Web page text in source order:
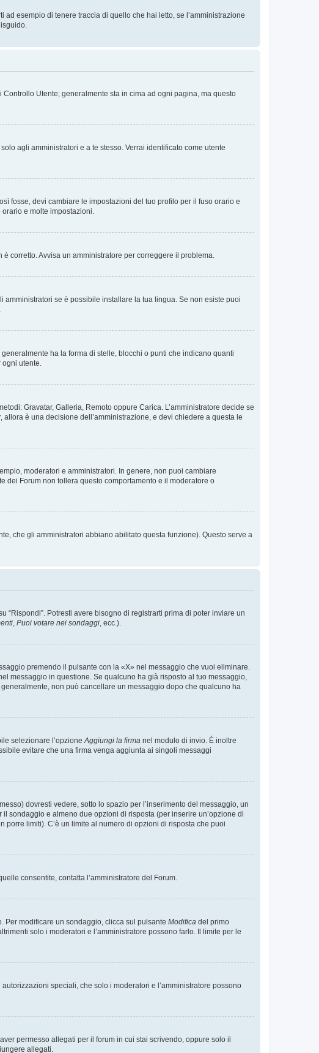
esempio di tenere traccia di quello che hai letto, se l’amministrazione
Utente; generalmente sta in cima ad ogni pagina, ma questo
agli amministratori e a te stesso. Verrai identificato come utente
fosse, devi cambiare le impostazioni del tuo profilo per il fuso orario e
e molte impostazioni.
corretto. Avvisa un amministratore per correggere il problema.
se è possibile installare la tua lingua. Se non esiste puoi
ha la forma di stelle, blocchi o punti che indicano quanti
ogni utente.
Gravatar, Galleria, Remoto oppure Carica. L’amministratore decide se
è una decisione dell’amministrazione, e devi chiedere a questa le
moderatori e amministratori. In genere, non puoi cambiare
dei Forum non tollera questo comportamento e il moderatore o
che gli amministratori abbiano abilitato questa funzione). Questo serve a
“Rispondi”. Potresti avere bisogno di registrarti prima di poter inviare un
, Puoi votare nei sondaggi, ecc.).
premendo il pulsante con la «X» nel messaggio che vuoi eliminare.
messaggio in questione. Se qualcuno ha già risposto al tuo messaggio,
non può cancellare un messaggio dopo che qualcuno ha
selezionare l’opzioneAggiungi la firma nel modulo di invio. È inoltre
evitare che una firma venga aggiunta ai singoli messaggi
dovresti vedere, sotto lo spazio per l’inserimento del messaggio, un
sondaggio e almeno due opzioni di risposta (per inserire un’opzione di
limiti). C’è un limite al numero di opzioni di risposta che puoi
consentite, contatta l’amministratore del Forum.
Per modificare un sondaggio, clicca sul pulsante Modifica del primo
solo i moderatori e l’amministratore possono farlo. Il limite per le
speciali, che solo i moderatori e l’amministratore possono
permesso allegati per il forum in cui stai scrivendo, oppure solo il
allegati.